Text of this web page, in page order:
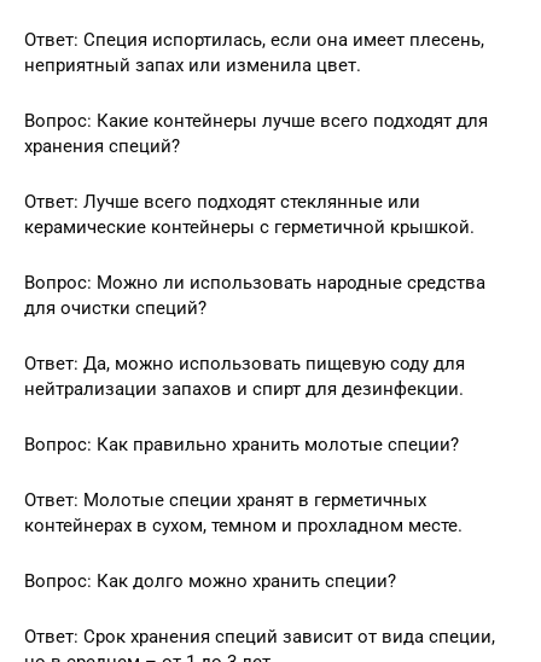
Ответ: Специя испортилась, если она имеет плесень,
неприятный запах или изменила цвет.
Вопрос: Какие контейнеры лучше всего подходят для
хранения специй?
Ответ: Лучше всего подходят стеклянные или
керамические контейнеры с герметичной крышкой.
Вопрос: Можно ли использовать народные средства
для очистки специй?
Ответ: Да, можно использовать пищевую соду для
нейтрализации запахов и спирт для дезинфекции.
Вопрос: Как правильно хранить молотые специи?
Ответ: Молотые специи хранят в герметичных
контейнерах в сухом, темном и прохладном месте.
Вопрос: Как долго можно хранить специи?
Ответ: Срок хранения специй зависит от вида специи,